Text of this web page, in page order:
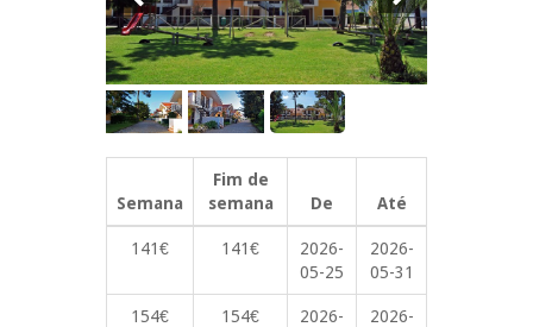
Semana
Fim de
semana
De Até
141€ 141€
2026-
05-25
2026-
05-31
154€ 154€
2026-
2026-